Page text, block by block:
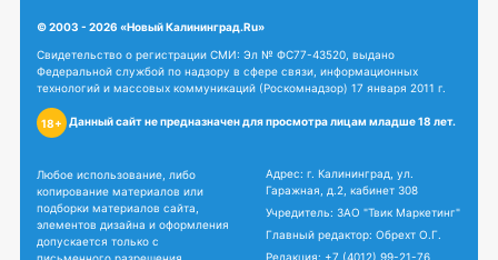
© 2003 - 2026 «Новый Калининград.Ru»
Свидетельство о регистрации СМИ: Эл № ФС77-43520, выдано
Федеральной службой по надзору в сфере связи, информационных
технологий и массовых коммуникаций (Роскомнадзор) 17 января 2011 г.
18+ Данный сайт не предназначен для просмотра лицам младше 18 лет.
Любое использование, либо
копирование материалов или
подборки материалов сайта,
элементов дизайна и оформления
допускается только с
Адрес: г. Калининград, ул.
Гаражная, д.2, кабинет 308
Учредитель: ЗАО "Твик Маркетинг"
Главный редактор: Обрехт О.Г.
Редакция: +7 (4012) 99-21-76